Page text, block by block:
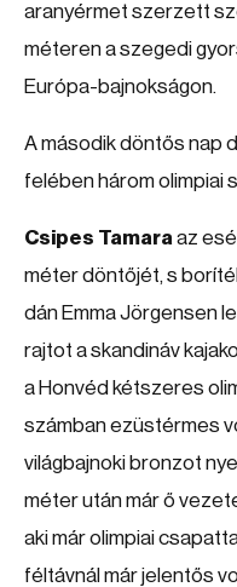
aranyérmet szerzett
méteren a szegedi
Európa-bajnokságon.
A második döntős nap
felében három olimpiai
Csipes Tamara az
méter döntőjét, s
dán Emma Jörgensen
rajtot a skandináv
a Honvéd kétszeres
számban ezüstérmes
világbajnoki bronzot
méter után már ő
aki már olimpiai
féltávnál már jelentős